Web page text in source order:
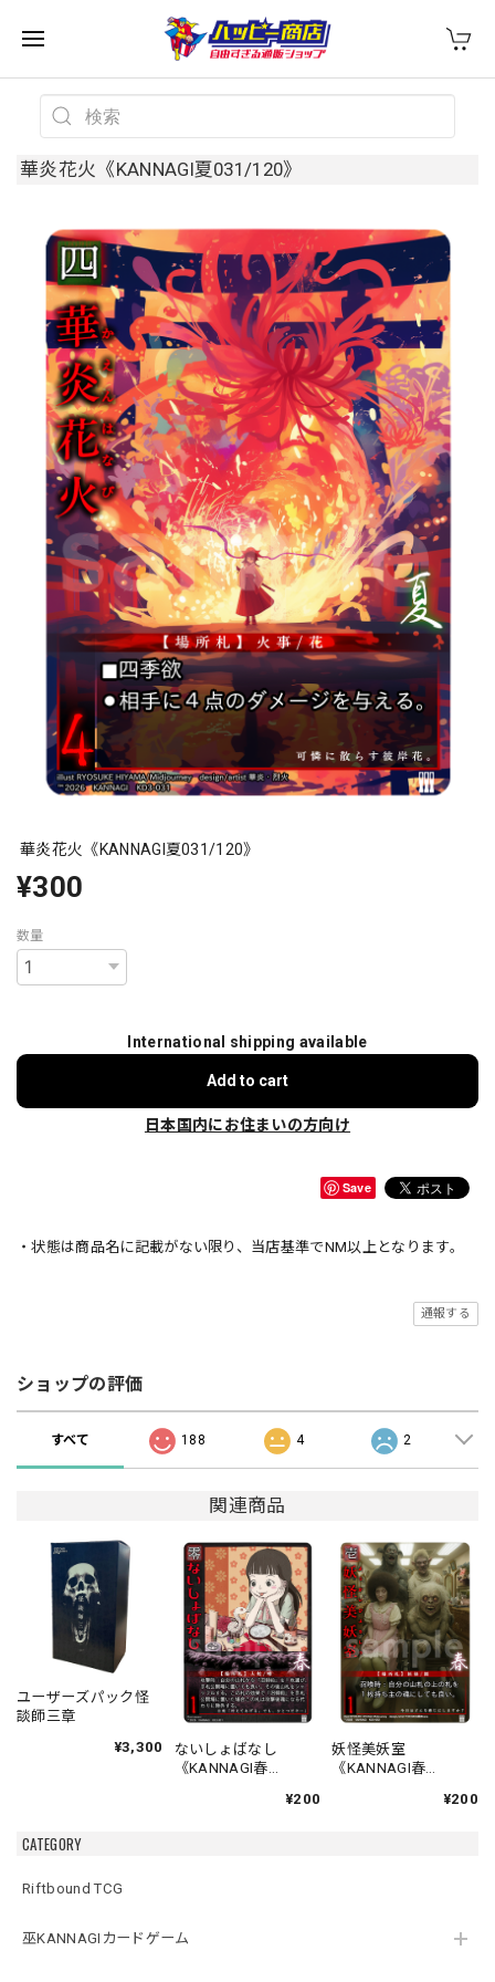
CATEGORY
Riftbound TCG
巫KANNAGIカードゲーム
華炎花火《KANNAGI夏031/120》
華炎花火《KANNAGI夏031/120》
¥300
数量
International shipping available
Add to cart
日本国内にお住まいの方向け
Save
・状態は商品名に記載がない限り、当店基準でNM以上となります。
通報する
ショップの評価
すべて 188 4 2
関連商品
ユーザーズパック怪
談師三章
¥3,300
ないしょばなし
《KANNAGI春
¥200
妖怪美妖室
《KANNAGI春
¥200